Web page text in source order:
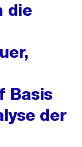
die
Basis
der